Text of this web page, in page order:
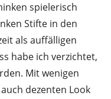
spielerisch
Stifte in den
als auffälligen
habe ich verzichtet,
Mit wenigen
dezenten Look